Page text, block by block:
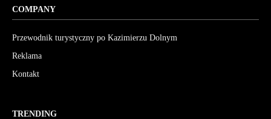
COMPANY
Przewodnik turystyczny po Kazimierzu Dolnym
Reklama
Kontakt
TRENDING